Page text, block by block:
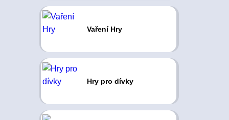
Vaření Hry
Hry pro dívky